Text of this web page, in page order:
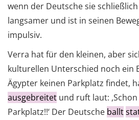
wenn der Deutsche sie
langsamer und ist in seinen
impulsiv.
Verra hat für den kleinen, aber
kulturellen Unterschied noch ein
Ägypter keinen Parkplatz findet,
ausgebreitet und ruft laut:
Parkplatz!!‘ Der Deutsche ballt